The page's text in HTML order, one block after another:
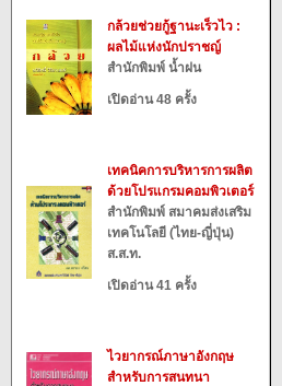
กล้วยช่วยกู้ฐานะเร็วไว :
ผลไม้แห่งนักปราชญ์
สำนักพิมพ์ น้ำฝน
เปิดอ่าน 48 ครั้ง
เทคนิคการบริหารการผลิต
ด้วยโปรแกรมคอมพิวเตอร์
สำนักพิมพ์ สมาคมส่งเสริม
เทคโนโลยี (ไทย-ญี่ปุ่น)
ส.ส.ท.
เปิดอ่าน 41 ครั้ง
ไวยากรณ์ภาษาอังกฤษ
สำหรับการสนทนา